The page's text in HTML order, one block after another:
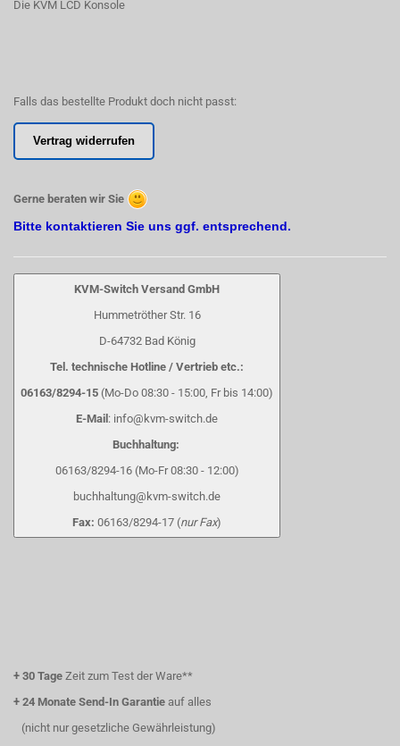
Die KVM LCD Konsole
Falls das bestellte Produkt doch nicht passt:
Vertrag widerrufen
Gerne beraten wir Sie
Bitte kontaktieren Sie uns ggf. entsprechend.
KVM-Switch Versand GmbH
Hummetröther Str. 16
D-64732 Bad König
Tel. technische Hotline / Vertrieb etc.:
06163/8294-15 (Mo-Do 08:30 - 15:00, Fr bis 14:00)
E-Mail : info@kvm-switch.de
Buchhaltung:
06163/8294-16 (Mo-Fr 08:30 - 12:00)
buchhaltung@kvm-switch.de
Fax: 06163/8294-17 (nur Fax)
+ 30 Tage Zeit zum Test der Ware**
+ 24 Monate Send-In Garantie auf alles
(nicht nur gesetzliche Gewährleistung)